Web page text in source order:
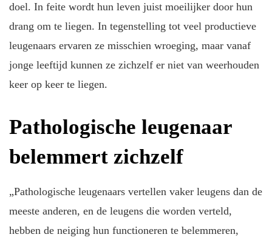
doel. In feite wordt hun leven juist moeilijker door hun
drang om te liegen. In tegenstelling tot veel productieve
leugenaars ervaren ze misschien wroeging, maar vanaf
jonge leeftijd kunnen ze zichzelf er niet van weerhouden
keer op keer te liegen.
Pathologische leugenaar
belemmert zichzelf
„Pathologische leugenaars vertellen vaker leugens dan de
meeste anderen, en de leugens die worden verteld,
hebben de neiging hun functioneren te belemmeren,